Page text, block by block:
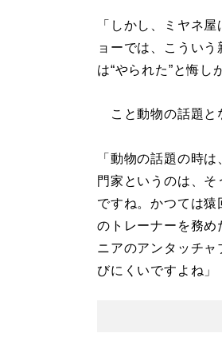
「しかし、ミヤネ
ョーでは、こうい
は“やられた”と悔し
こと動物の話題と
「動物の話題の時
門家というのは、
ですね。かつては
のトレーナーを務
ニアのアンタッチ
びにくいですよね」